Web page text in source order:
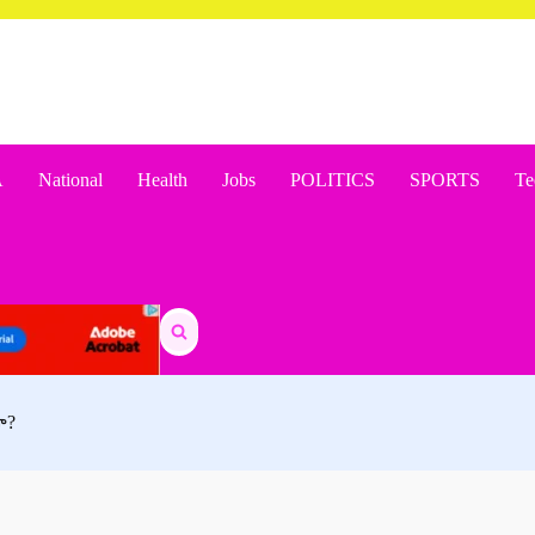
National Health Jobs POLITICS SPORTS
Search
for: